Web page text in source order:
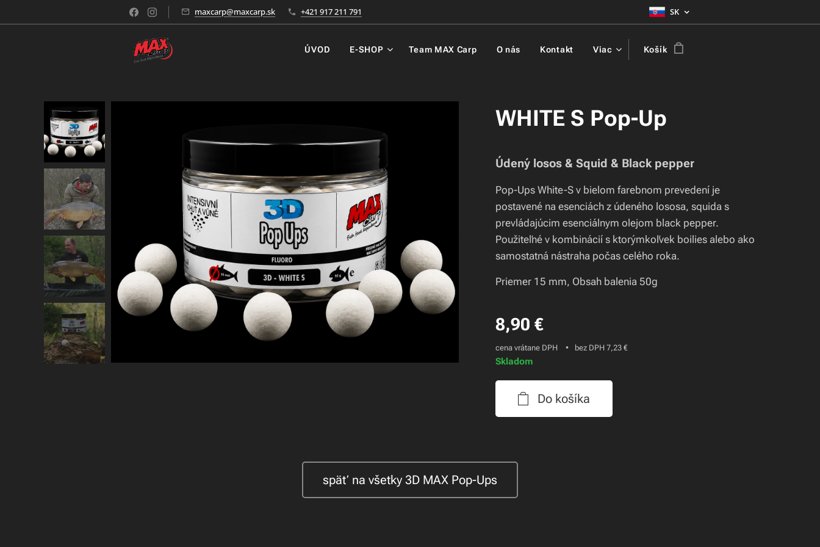
maxcarp@maxcarp.sk +421 917 211 791 SK
ÚVOD E-SHOP Team MAX Carp O nás Kontakt Viac Košík
WHITE S Pop-Up
Údený losos & Squid & Black pepper
Pop-Ups White-S v bielom farebnom prevedení je
postavené na esenciách z údeného lososa, squida s
prevládajúcim esenciálnym olejom black pepper.
Použiteľné v kombinácií s ktorýmkoľvek boilies alebo ako
samostatná nástraha počas celého roka.
Priemer 15 mm, Obsah balenia 50g
8,90 €
cena vrátane DPH bez DPH 7,23 €
Skladom
Do košíka
späť na všetky 3D MAX Pop-Ups